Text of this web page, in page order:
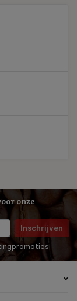
onze
Inschrijven